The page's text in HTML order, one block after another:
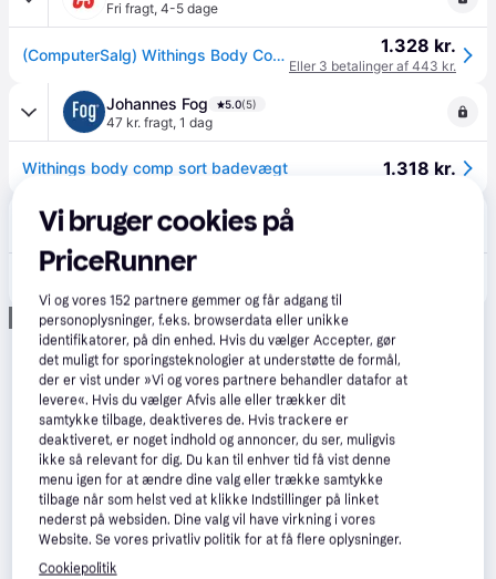
Fri fragt, 4-5 dage
(ComputerSalg) Withings Body Comp - Badevægte - sort 1.328 kr.
Eller 3 betalinger af 443 kr.
Johannes Fog 5.0(5)
47 kr. fragt, 1 dag
Withings body comp sort badevægt 1.318 kr.
CDON DK 1.0 (1)
Fri fragt
Annonce
Vi bruger cookies på
PriceRunner
Vi og vores152 partnere gemmer og får adgang til
personoplysninger, f.eks. browserdata eller unikke
identifikatorer, på din enhed. Hvis du vælger Accepter, gør
det muligt for sporingsteknologier at understøtte de formål,
der er vist under »Vi og vores partnere behandler datafor at
levere«. Hvis du vælger Afvis alle eller trækker dit
samtykke tilbage, deaktiveres de. Hvis trackere er
deaktiveret, er noget indhold og annoncer, du ser, muligvis
ikke så relevant for dig. Du kan til enhver tid få vist denne
menu igen for at ændre dine valg eller trække samtykke
tilbage når som helst ved at klikke Indstillinger på linket
nederst på websiden. Dine valg vil have virkning i vores
Website. Se vores privatliv politik for at få flere oplysninger.
Cookiepolitik